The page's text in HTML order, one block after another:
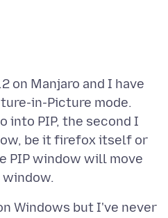
on Manjaro and I have
in-Picture mode.
into PIP, the second I
be it firefox itself or
PIP window will move
Windows but I've never